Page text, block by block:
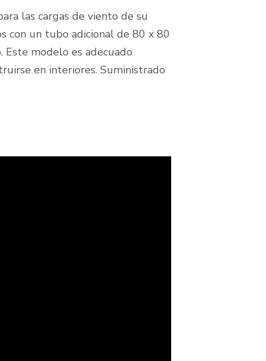
las cargas de viento de su
con un tubo adicional de 80 x 80
modelo es adecuado
en interiores. Suministrado